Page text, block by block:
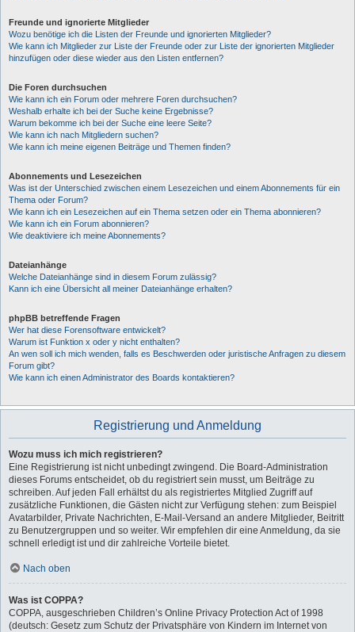
Freunde und ignorierte Mitglieder
Wozu benötige ich die Listen der Freunde und ignorierten Mitglieder?
Wie kann ich Mitglieder zur Liste der Freunde oder zur Liste der ignorierten Mitglieder
hinzufügen oder diese wieder aus den Listen entfernen?
Die Foren durchsuchen
Wie kann ich ein Forum oder mehrere Foren durchsuchen?
Weshalb erhalte ich bei der Suche keine Ergebnisse?
Warum bekomme ich bei der Suche eine leere Seite?
Wie kann ich nach Mitgliedern suchen?
Wie kann ich meine eigenen Beiträge und Themen finden?
Abonnements und Lesezeichen
Was ist der Unterschied zwischen einem Lesezeichen und einem Abonnements für ein
Thema oder Forum?
Wie kann ich ein Lesezeichen auf ein Thema setzen oder ein Thema abonnieren?
Wie kann ich ein Forum abonnieren?
Wie deaktiviere ich meine Abonnements?
Dateianhänge
Welche Dateianhänge sind in diesem Forum zulässig?
Kann ich eine Übersicht all meiner Dateianhänge erhalten?
phpBB betreffende Fragen
Wer hat diese Forensoftware entwickelt?
Warum ist Funktion x oder y nicht enthalten?
An wen soll ich mich wenden, falls es Beschwerden oder juristische Anfragen zu diesem
Forum gibt?
Wie kann ich einen Administrator des Boards kontaktieren?
Registrierung und Anmeldung
Wozu muss ich mich registrieren?
Eine Registrierung ist nicht unbedingt zwingend. Die Board-Administration
dieses Forums entscheidet, ob du registriert sein musst, um Beiträge zu
schreiben. Auf jeden Fall erhältst du als registriertes Mitglied Zugriff auf
zusätzliche Funktionen, die Gästen nicht zur Verfügung stehen: zum Beispiel
Avatarbilder, Private Nachrichten, E-Mail-Versand an andere Mitglieder, Beitritt
zu Benutzergruppen und so weiter. Wir empfehlen dir eine Anmeldung, da sie
schnell erledigt ist und dir zahlreiche Vorteile bietet.
Nach oben
Was ist COPPA?
COPPA, ausgeschrieben Children’s Online Privacy Protection Act of 1998
(deutsch: Gesetz zum Schutz der Privatsphäre von Kindern im Internet von